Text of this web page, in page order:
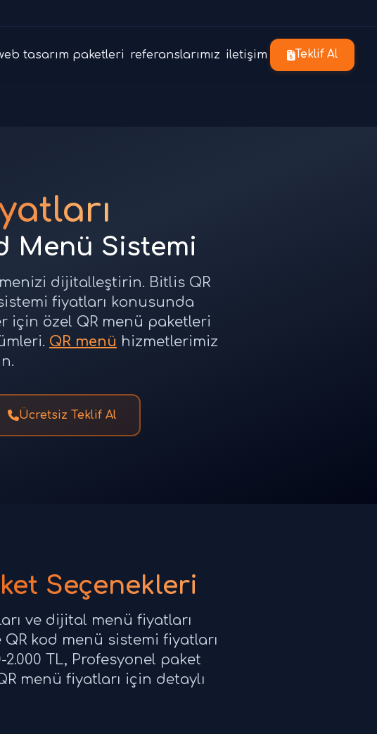
tasarım paketleri referanslarımız iletişim Teklif Al
Menü Sistemi
dijitalleştirin. Bitlis QR
fiyatları konusunda
için özel QR menü paketleri
QR menü hizmetlerimiz
Ücretsiz Teklif Al
Seçenekleri
ve dijital menü fiyatları
kod menü sistemi fiyatları
TL, Profesyonel paket
menü fiyatları için detaylı